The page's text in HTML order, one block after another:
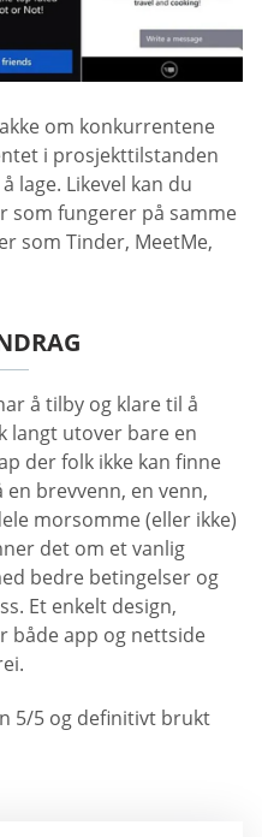
om konkurrentene
i prosjekttilstanden
lage. Likevel kan du
som fungerer på samme
som Tinder, MeetMe,
å tilby og klare til å
langt utover bare en
der folk ikke kan finne
brevvenn, en venn,
morsomme (eller ikke)
det om et vanlig
bedre betingelser og
Et enkelt design,
både app og nettside
5/5 og definitivt brukt